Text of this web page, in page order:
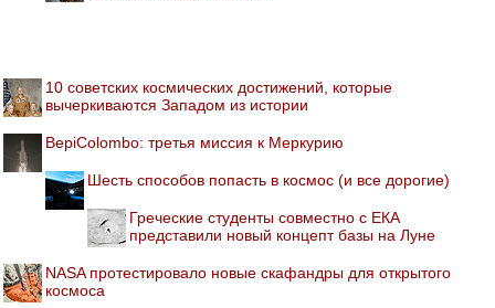
10 советских космических достижений, которые
вычеркиваются Западом из истории
BepiColombo: третья миссия к Меркурию
Шесть способов попасть в космос (и все дорогие)
Греческие студенты совместно с ЕКА
представили новый концепт базы на Луне
NASA протестировало новые скафандры для открытого
космоса